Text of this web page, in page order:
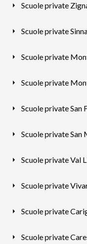
Scuole private
Scuole private
Scuole private
Scuole private
Scuole private San
Scuole private San
Scuole private Val
Scuole private
Scuole private
Scuole private